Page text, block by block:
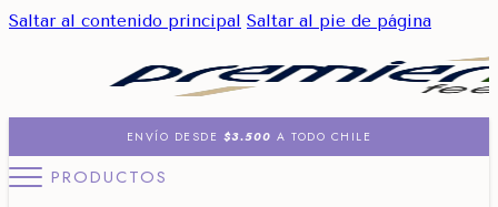
Saltar al contenido principal Saltar al pie de página
ENVÍO DESDE $3.500 A TODO CHILE
PRODUCTOS